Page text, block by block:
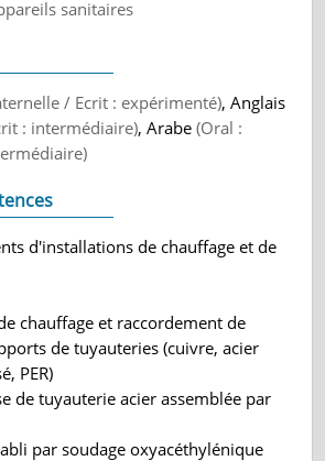
sanitaires
/ Ecrit : expérimenté), Anglais
: intermédiaire), Arabe(Oral :
d'installations de chauffage et de
chauffage et raccordement de
de tuyauteries (cuivre, acier
PER)
de tuyauterie acier assemblée par
par soudage oxyacéthylénique